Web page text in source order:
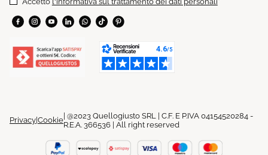
Privacy Cookie| @2023 Quellogiusto SRL | C.F. E P.IVA 04154520284 -
R.E.A. 366536 | All right reserved